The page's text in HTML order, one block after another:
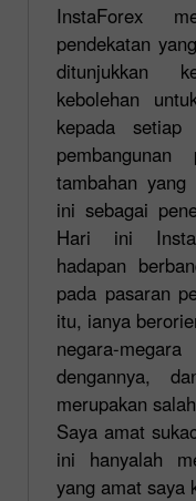
InstaForex
pendekatan
ditunjukkan
kebolehan
kepada setiap
tambahan yang
ini sebagai
Hari ini
hadapan
pada pasaran
itu, ianya
negara-
dengannya,
merupakan
Saya amat
ini hanyalah
yang amat saya